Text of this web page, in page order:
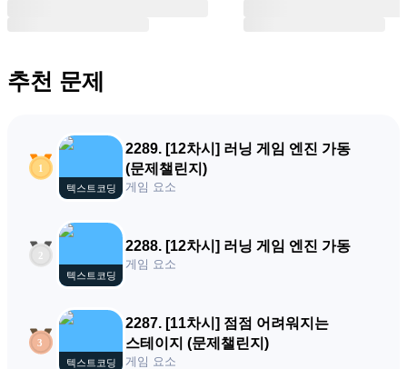
추천 문제
텍스트코딩
2289. [12차시] 러닝 게임 엔진 가동
(문제챌린지)
게임 요소
텍스트코딩
2288. [12차시] 러닝 게임 엔진 가동
게임 요소
텍스트코딩
2287. [11차시] 점점 어려워지는
스테이지 (문제챌린지)
게임 요소